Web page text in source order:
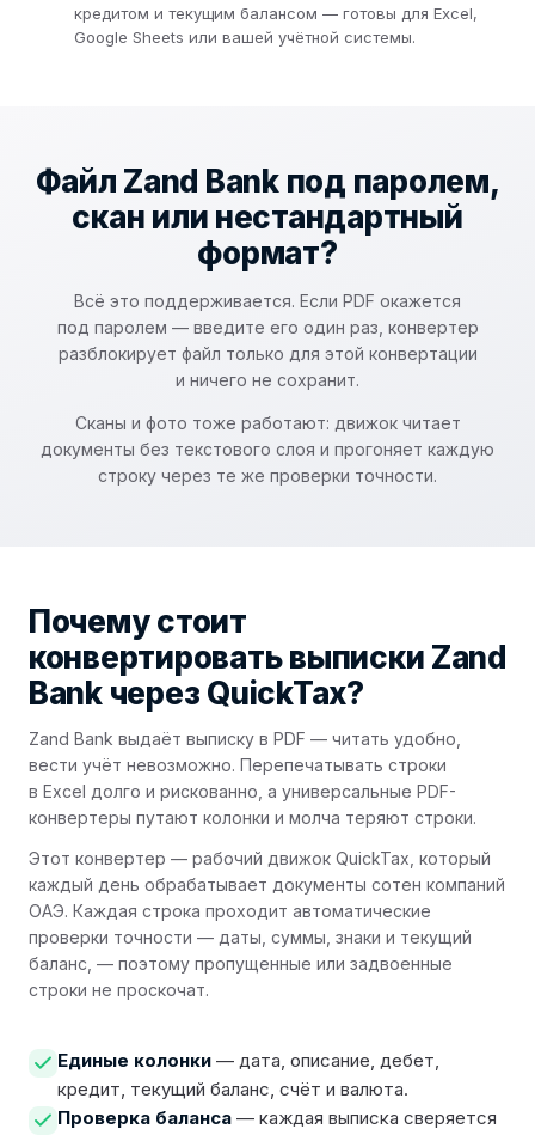
кредитом и текущим балансом — готовы для Excel,
Google Sheets или вашей учётной системы.
Файл Zand Bank под паролем,
скан или нестандартный
формат?
Всё это поддерживается. Если PDF окажется
под паролем — введите его один раз, конвертер
разблокирует файл только для этой конвертации
и ничего не сохранит.
Сканы и фото тоже работают: движок читает
документы без текстового слоя и прогоняет каждую
строку через те же проверки точности.
Почему стоит
конвертировать выписки Zand
Bank через QuickTax?
Zand Bank выдаёт выписку в PDF — читать удобно,
вести учёт невозможно. Перепечатывать строки
в Excel долго и рискованно, а универсальные PDF-
конвертеры путают колонки и молча теряют строки.
Этот конвертер — рабочий движок QuickTax, который
каждый день обрабатывает документы сотен компаний
ОАЭ. Каждая строка проходит автоматические
проверки точности — даты, суммы, знаки и текущий
баланс, — поэтому пропущенные или задвоенные
строки не проскочат.
Единые колонки — дата, описание, дебет,
кредит, текущий баланс, счёт и валюта.
Проверка баланса — каждая выписка сверяется